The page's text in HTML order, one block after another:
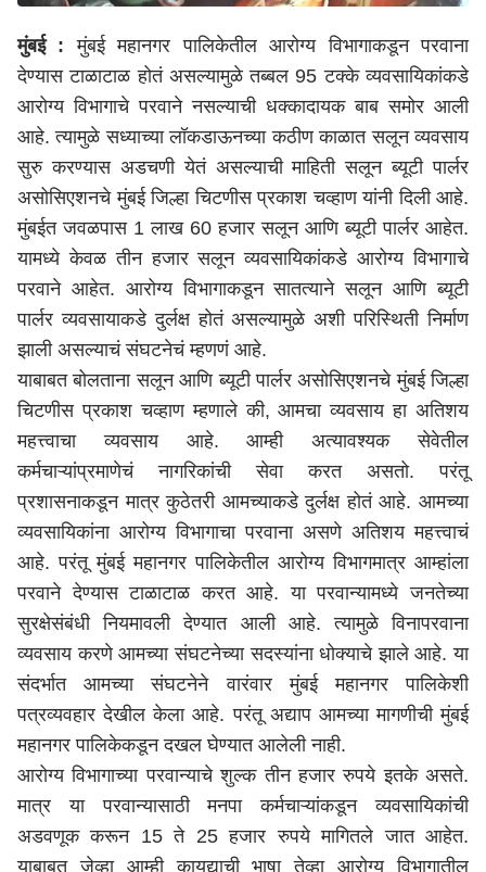
मुंबई : मुंबई महानगर पालिकेतील आरोग्य विभागाकडून परवाना
देण्यास टाळाटाळ होतं असल्यामुळे तब्बल 95 टक्के व्यवसायिकांकडे
आरोग्य विभागाचे परवाने नसल्याची धक्कादायक बाब समोर आली
आहे. त्यामुळे सध्याच्या लॉकडाऊनच्या कठीण काळात सलून व्यवसाय
सुरु करण्यास अडचणी येतं असल्याची माहिती सलून ब्यूटी पार्लर
असोसिएशनचे मुंबई जिल्हा चिटणीस प्रकाश चव्हाण यांनी दिली आहे.
मुंबईत जवळपास 1 लाख 60 हजार सलून आणि ब्यूटी पार्लर आहेत.
यामध्ये केवळ तीन हजार सलून व्यवसायिकांकडे आरोग्य विभागाचे
परवाने आहेत. आरोग्य विभागाकडून सातत्याने सलून आणि ब्यूटी
पार्लर व्यवसायाकडे दुर्लक्ष होतं असल्यामुळे अशी परिस्थिती निर्माण
झाली असल्याचं संघटनेचं म्हणणं आहे.
याबाबत बोलताना सलून आणि ब्यूटी पार्लर असोसिएशनचे मुंबई जिल्हा
चिटणीस प्रकाश चव्हाण म्हणाले की, आमचा व्यवसाय हा अतिशय
महत्त्वाचा व्यवसाय आहे. आम्ही अत्यावश्यक सेवेतील
कर्मचाऱ्यांप्रमाणेचं नागरिकांची सेवा करत असतो. परंतू
प्रशासनाकडून मात्र कुठेतरी आमच्याकडे दुर्लक्ष होतं आहे. आमच्या
व्यवसायिकांना आरोग्य विभागाचा परवाना असणे अतिशय महत्त्वाचं
आहे. परंतू मुंबई महानगर पालिकेतील आरोग्य विभागमात्र आम्हांला
परवाने देण्यास टाळाटाळ करत आहे. या परवान्यामध्ये जनतेच्या
सुरक्षेसंबंधी नियमावली देण्यात आली आहे. त्यामुळे विनापरवाना
व्यवसाय करणे आमच्या संघटनेच्या सदस्यांना धोक्याचे झाले आहे. या
संदर्भात आमच्या संघटनेने वारंवार मुंबई महानगर पालिकेशी
पत्रव्यवहार देखील केला आहे. परंतू अद्याप आमच्या मागणीची मुंबई
महानगर पालिकेकडून दखल घेण्यात आलेली नाही.
आरोग्य विभागाच्या परवान्याचे शुल्क तीन हजार रुपये इतके असते.
मात्र या परवान्यासाठी मनपा कर्मचाऱ्यांकडून व्यवसायिकांची
अडवणूक करून 15 ते 25 हजार रुपये मागितले जात आहेत.
याबाबत जेव्हा आम्ही कायद्याची भाषा तेव्हा आरोग्य विभागातील